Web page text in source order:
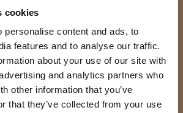
cookies
personalise content and ads, to
features and to analyse our traffic.
about your use of our site with
and analytics partners who
other information that you’ve
that they’ve collected from your use